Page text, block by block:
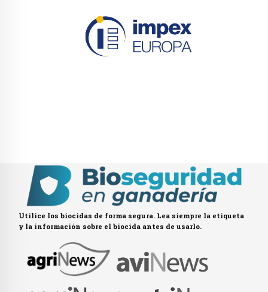
Utilice los biocidas de forma segura. Lea siempre la etiqueta
y la información sobre el biocida antes de usarlo.